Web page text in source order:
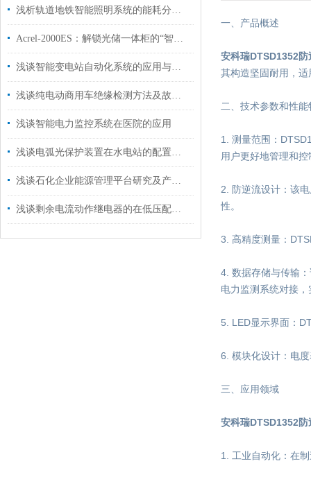
浅析轨道地铁智能照明系统的能耗分析及节能优化措施
Acrel-2000ES：解锁光储一体柜的“智慧心脏”，让每一度绿电创造最大价值！
浅谈智能变电站自动化系统的应用与产品选型
浅谈纯电动商用车绝缘检测方法及故障分析
浅谈智能电力监控系统在医院的应用
浅谈电弧光保护装置在水电站的配置方案
浅谈石化企业能源管理平台研究及产品选型
浅谈剩余电流动作继电器的在低压配电系统中的应用
一、产品概述
安科瑞DTSD1352防
其构造坚固耐用，
二、技术参数和性能
1. 测量范围：
用户更好地管理和
2. 防逆流设计：该
性。
3. 高精度测量：
4. 数据存储与传输
电力监测系统对接
5. LED显示界面：
6. 模块化设计：电
三、应用领域
安科瑞DTSD1352防
1. 工业自动化：在